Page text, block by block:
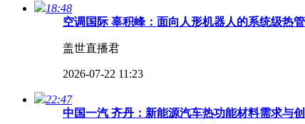
18:48
空调国际 辜积峰：面向人形机器人的系统级热
盖世直播君
2026-07-22 11:23
22:47
中国一汽 齐丹：新能源汽车热功能材料需求与